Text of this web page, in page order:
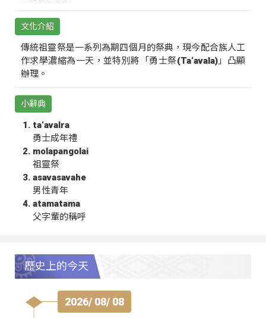
文化介紹
傳統祖靈祭是一系列為期四個月的祭典，現今配合族人工
作求學濃縮為一天，並特別將「勇士祭(Ta‘avala)」凸顯
辦理。
小辭典
ta‘avalra
勇士成年禮
molapangolai
祖靈祭
asavasavahe
男性青年
atamatama
父字輩的稱呼
歷史上的今天
2026/ 08/ 08